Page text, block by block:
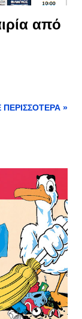
από
ΠΕΡΙΣΣΌΤΕΡΑ »